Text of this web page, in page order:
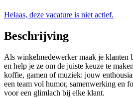
Helaas, deze vacature is niet actief.
Beschrijving
Als winkelmedewerker maak je klanten
en help je ze om de juiste keuze te
koffie, gamen of muziek: jouw
een team vol humor, samenwerking en
voor een glimlach bij elke klant.